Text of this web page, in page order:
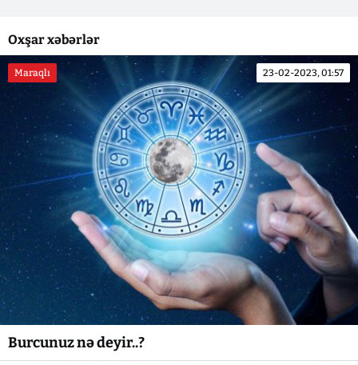
Oxşar xəbərlər
Maraqlı 23-02-2023, 01:57
Burcunuz nə deyir..?